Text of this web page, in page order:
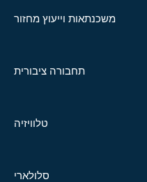
משכנתאות וייעוץ מחזור
תחבורה ציבורית
טלוויזיה
סלולארי